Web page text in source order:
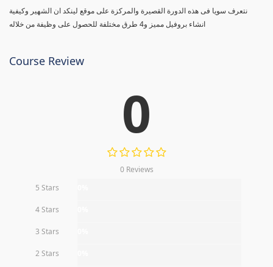
نتعرف سويا فى هذه الدورة القصيرة والمركزة على موقع لينكد ان الشهير وكيفية
انشاء بروفيل مميز و4 طرق مختلفة للحصول على وظيفة من خلاله
Course Review
0
0 Reviews
5 Stars
4 Stars
3 Stars
2 Stars